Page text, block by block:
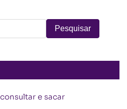
consultar e sacar